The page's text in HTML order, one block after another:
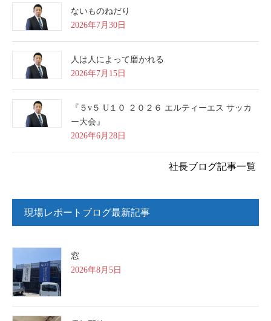
ないものねだり
2026年7月30日
人は人によって磨かれる
2026年7月15日
『５v５ U１０ ２０２６ エルティーエス サッカ
ー大会』
2026年6月28日
社長ブログ記事一覧
現場レポートブログ最新記事
窓
2026年8月5日